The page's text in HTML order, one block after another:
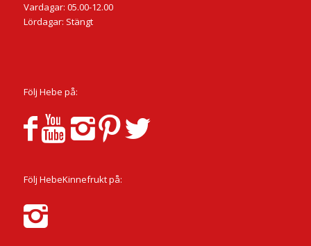
Vardagar: 05.00-12.00
Lördagar: Stängt
Följ Hebe på:
Följ HebeKinnefrukt på: